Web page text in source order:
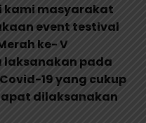
kami masyarakat
event testival
ke- V
laksanakan pada
19 yang cukup
dilaksanakan